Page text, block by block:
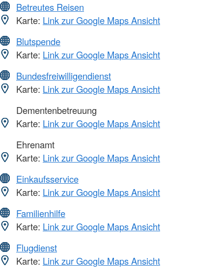
Betreutes Reisen
Karte: Link zur Google Maps Ansicht
Blutspende
Karte: Link zur Google Maps Ansicht
Bundesfreiwilligendienst
Karte: Link zur Google Maps Ansicht
Dementenbetreuung
Karte: Link zur Google Maps Ansicht
Ehrenamt
Karte: Link zur Google Maps Ansicht
Einkaufsservice
Karte: Link zur Google Maps Ansicht
Familienhilfe
Karte: Link zur Google Maps Ansicht
Flugdienst
Karte: Link zur Google Maps Ansicht